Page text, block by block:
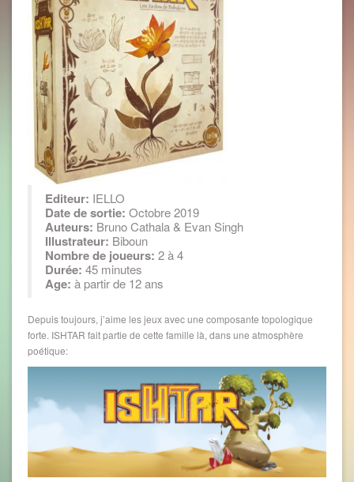
Editeur: IELLO
Date de sortie: Octobre 2019
Auteurs: Bruno Cathala & Evan Singh
Illustrateur: Biboun
Nombre de joueurs: 2 à 4
Durée: 45 minutes
Age: à partir de 12 ans
Depuis toujours, j’aime les jeux avec une composante topologique
forte. ISHTAR fait partie de cette famille là, dans une atmosphère
poétique: